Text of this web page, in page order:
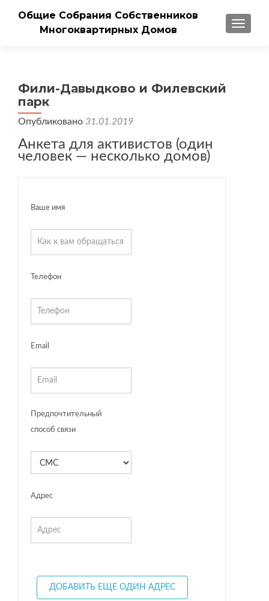
Общие Собрания Собственников
Многоквартирных Домов
Фили-Давыдково и Филевский
парк
Опубликовано 31.01.2019
Анкета для активистов (один
человек — несколько домов)
Ваше имя
Телефон
Email
Предпочтительный
способ связи
Адрес